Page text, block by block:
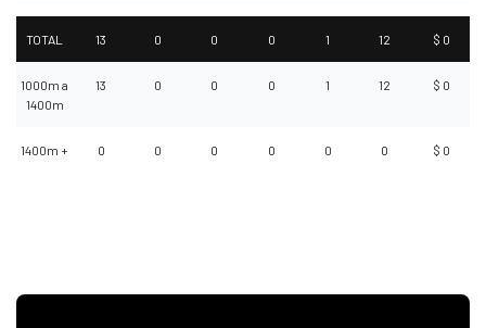
TOTAL 13 0 0 0 1 12 $ 0
1000m a
1400m
13 0 0 0 1 12 $ 0
1400m + 0 0 0 0 0 0 $ 0